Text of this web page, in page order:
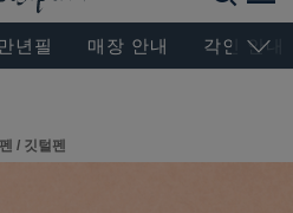
SINCE 2004
년필 매장 안내 각인 안내
/ 깃털펜